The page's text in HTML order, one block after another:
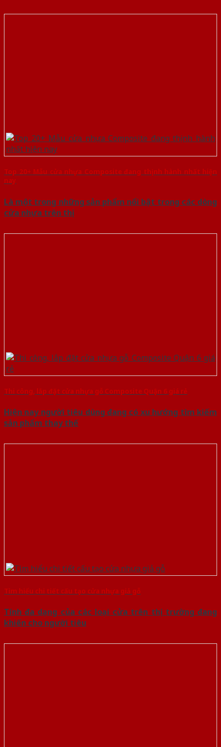
Top 20+ Mẫu cửa nhựa Composite đang thịnh hành nhất hiện
nay
Là một trong những sản phẩm nổi bật trong các dòng
cửa nhựa trên thị
Thi công, lắp đặt cửa nhựa gỗ Composite Quận 6 giá rẻ
Hiện nay người tiêu dùng đang có xu hướng tìm kiếm
sản phẩm thay thế
Tìm hiểu chi tiết cấu tạo cửa nhựa giả gỗ
Tính đa dạng của các loại cửa trên thị trường đang
khiến cho người tiêu